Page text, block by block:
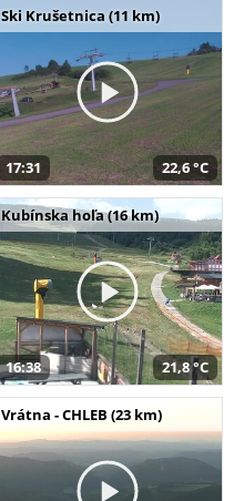
Ski Krušetnica (11 km)
17:31 22,6 °C
Kubínska hoľa (16 km)
16:38 21,8 °C
Vrátna - CHLEB (23 km)